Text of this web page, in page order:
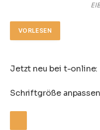
VORLESEN
Jetzt neu bei t-online:
Schriftgröße